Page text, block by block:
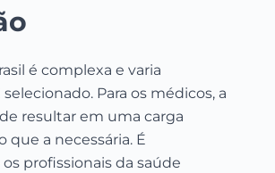
é complexa e varia
Para os médicos, a
resultar em uma carga
a necessária. É
profissionais da saúde